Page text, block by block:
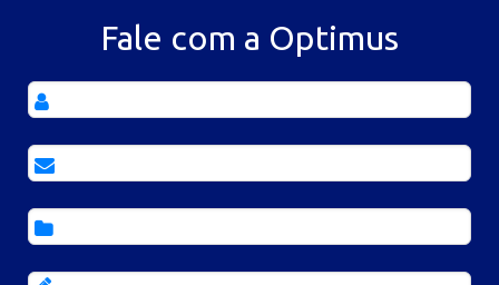
Fale com a Optimus